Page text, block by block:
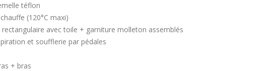
téflon
(120°C maxi)
avec toile + garniture molleton assemblés
et soufflerie par pédales
+ bras